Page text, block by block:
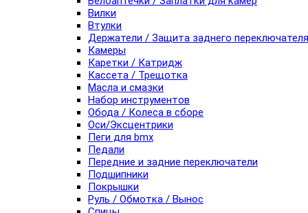
Вилки
Втулки
Держатели / Защита заднего переключателя
Камеры
Каретки / Катридж
Кассета / Трещотка
Масла и смазки
Набор инструментов
Обода / Колеса в сборе
Оси/Эксцентрики
Пеги для bmx
Педали
Передние и задние переключатели
Подшипники
Покрышки
Руль / Обмотка / Вынос